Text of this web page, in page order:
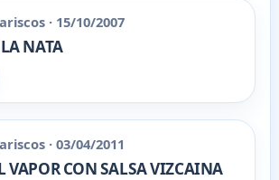
· 15/10/2007
NATA
· 03/04/2011
VAPOR CON SALSA VIZCAINA